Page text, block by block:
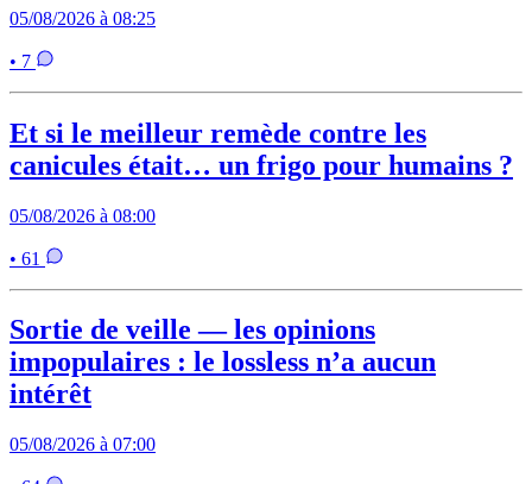
05/08/2026 à 08:25
• 7
Et si le meilleur remède contre les
canicules était… un frigo pour humains ?
05/08/2026 à 08:00
• 61
Sortie de veille — les opinions
impopulaires : le lossless n’a aucun
intérêt
05/08/2026 à 07:00